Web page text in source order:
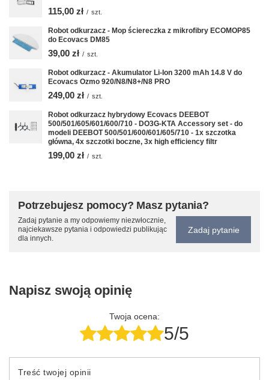
115,00 zł / szt.
Robot odkurzacz - Mop ściereczka z mikrofibry ECOMOP85
do Ecovacs DM85
39,00 zł / szt.
Robot odkurzacz - Akumulator Li-Ion 3200 mAh 14.8 V do
Ecovacs Ozmo 920/N8/N8+/N8 PRO
249,00 zł / szt.
Robot odkurzacz hybrydowy Ecovacs DEEBOT
500/501/605/601/600/710 - DO3G-KTA Accessory set - do
modeli DEEBOT 500/501/600/601/605/710 - 1x szczotka
główna, 4x szczotki boczne, 3x high efficiency filtr
199,00 zł / szt.
Potrzebujesz pomocy? Masz pytania?
Zadaj pytanie a my odpowiemy niezwłocznie,
najciekawsze pytania i odpowiedzi publikując
dla innych.
Zadaj pytanie
Napisz swoją opinię
Twoja ocena:
5/5
Treść twojej opinii